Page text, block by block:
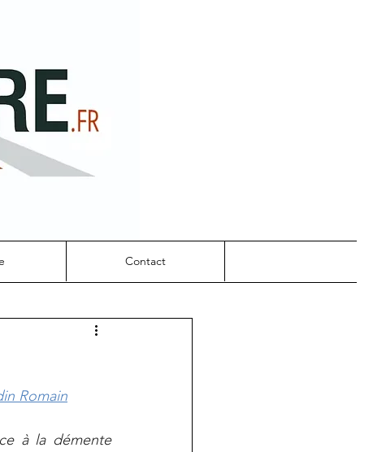
Contact
Romain
à la démente